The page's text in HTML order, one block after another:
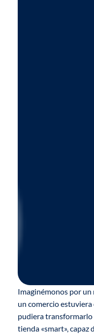
Imaginémonos por un
un comercio
pudiera
tienda «smart», capaz